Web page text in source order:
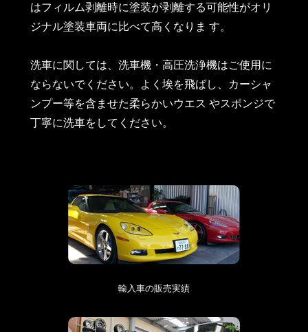
はフィルム剥離時に塗装が剥離する可能性がオリ
ジナル塗装車両に比べて高くなりま す。
洗車に関しては、洗車機・高圧洗浄機はご使用に
ならないでください。よく埃を飛ばし、カーシャ
ンプー等を含ませた柔らかいウエス やスポンジで
丁寧に洗車をしてください。
輸入車の販売実績